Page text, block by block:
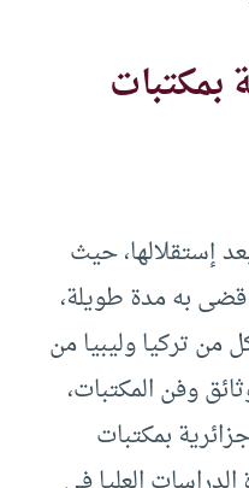
بعد إستقلالها، حيث
به مدة طويلة،
1968م إلى كل من تركيا وليبيا من
وفن المكتبات،
بمكتبات